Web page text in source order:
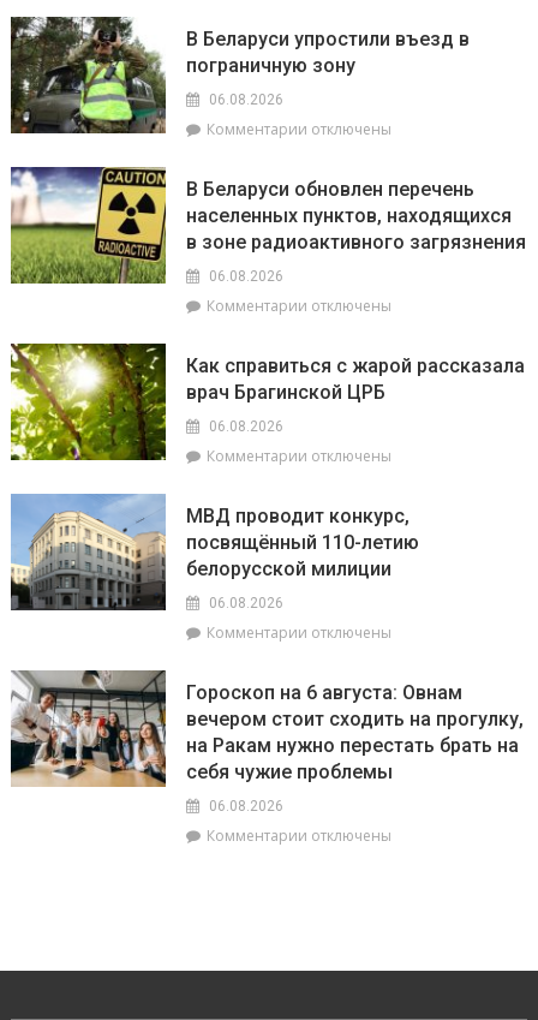
делать
непогоду
Брагинском
районе
на
лесов
В Беларуси упростили въезд в
пограничную зону
06.08.2026
Комментарии к
Беларуси
упростили
въезд
зону
отключены
В Беларуси обновлен перечень
населенных пунктов, находящихся
в зоне радиоактивного загрязнения
06.08.2026
Комментарии к
Беларуси
обновлен
пунктов,
в
зоне
радиоактивного
загрязнения
отключены
Как справиться с жарой рассказала
врач Брагинской ЦРБ
06.08.2026
Комментарии к
справиться
с
жарой
Брагинской
отключены
МВД проводит конкурс,
посвящённый 110-летию
белорусской милиции
06.08.2026
Комментарии к
проводит
конкурс,
посвящённый
110-
милиции
отключены
Гороскоп на 6 августа: Овнам
вечером стоит сходить на прогулку,
на Ракам нужно перестать брать на
себя чужие проблемы
06.08.2026
Комментарии к
Овнам
отключены